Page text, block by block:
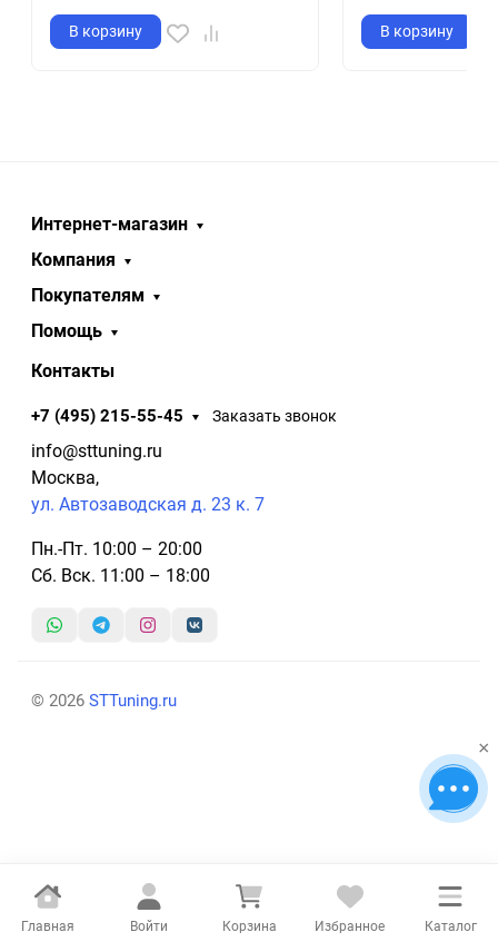
Главная Войти Корзина Избранное Каталог
В корзину В корзину
Интернет-магазин
Компания
Покупателям
Помощь
Контакты
+7 (495) 215-55-45 Заказать звонок
info@sttuning.ru
Москва,
ул. Автозаводская д. 23 к. 7
Пн.-Пт. 10:00 – 20:00
Сб. Вск. 11:00 – 18:00
© 2026 STTuning.ru
×